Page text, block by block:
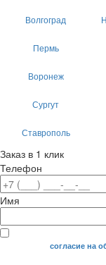
Волгоград
Пермь
Воронеж
Сургут
Ставрополь
Заказ в 1 клик
Телефон
Имя
Я даю своесогласие на